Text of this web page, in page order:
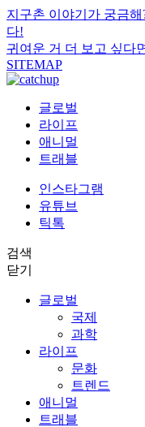
지구촌 이야기가 궁금
다!
귀여운 거 더 보고 싶다
SITEMAP
글로벌
라이프
애니멀
트래블
인스타그램
유튜브
틱톡
검색
닫기
글로벌
국제
과학
라이프
문화
트렌드
애니멀
트래블